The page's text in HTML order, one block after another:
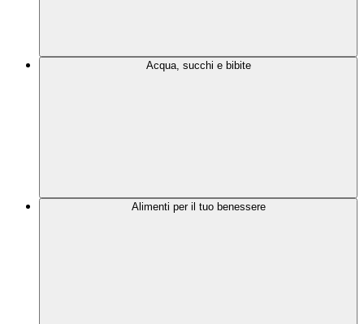
Acqua, succhi e bibite
Alimenti per il tuo benessere